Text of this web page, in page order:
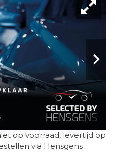
op voorraad, levertijd op
via Hensgens